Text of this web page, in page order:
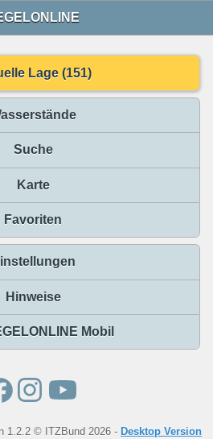
Lage (151)
Suche
Karte
Favoriten
Hinweise
Mobil
1.2.2 © ITZBund 2026 - Desktop Version